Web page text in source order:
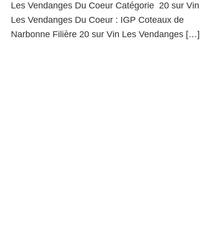
Les Vendanges Du Coeur Catégorie 20 sur Vin
Les Vendanges Du Coeur : IGP Coteaux de
Narbonne Filière 20 sur Vin Les Vendanges […]